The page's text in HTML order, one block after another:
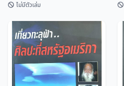
คำทำนาย ครูบาเจ้าศรีวิชัย
ไม่มีตัวเล่ม